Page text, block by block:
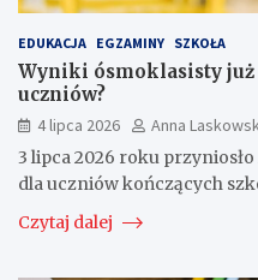
EDUKACJA EGZAMINY SZKOŁA
Wyniki ósmoklasisty już
uczniów?
4 lipca 2026
Anna
3 lipca 2026 roku
dla uczniów kończących
Czytaj dalej